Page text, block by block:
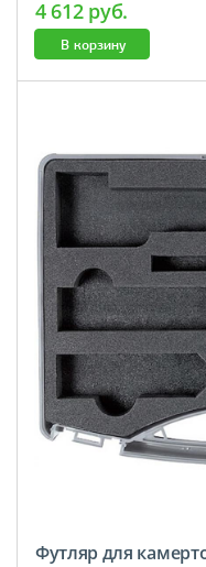
4 612 руб.
В корзину
Футляр для